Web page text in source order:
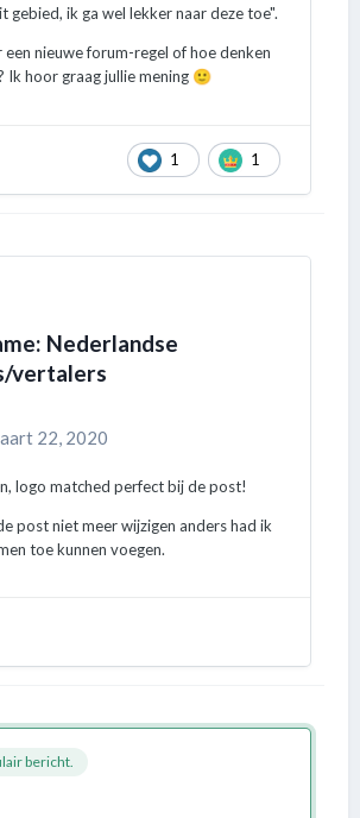
gebied, ik ga wel lekker naar deze toe".
nieuwe forum-regel of hoe denken
Ik hoor graag jullie mening 🙂
1 1
Nederlandse
vertalers
22, 2020
logo matched perfect bij de post!
post niet meer wijzigen anders had ik
toe kunnen voegen.
bericht.